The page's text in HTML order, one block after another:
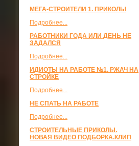
МЕГА-СТРОИТЕЛИ 1. ПРИКОЛЫ
Подробнее...
РАБОТНИКИ ГОДА ИЛИ ДЕНЬ НЕ
ЗАДАЛСЯ
Подробнее...
ИДИОТЫ НА РАБОТЕ №1. РЖАЧ НА
СТРОЙКЕ
Подробнее...
НЕ СПАТЬ НА РАБОТЕ
Подробнее...
СТРОИТЕЛЬНЫЕ ПРИКОЛЫ.
НОВАЯ ВИДЕО ПОДБОРКА.КЛИП